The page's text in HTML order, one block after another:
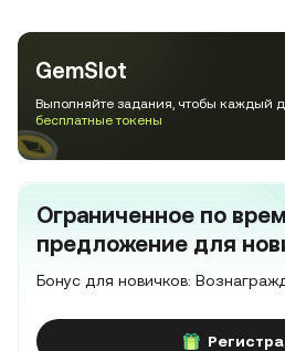
GemSlot
Выполняйте задания, чтобы каждый
бесплатные токены
Ограниченное по
предложение для
Бонус для новичков: